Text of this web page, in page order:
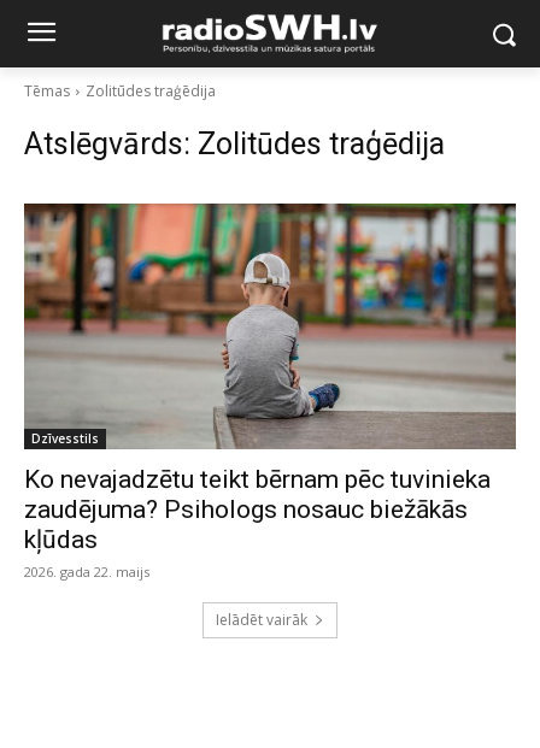
Tēmas Zolitūdes traģēdija
Atslēgvārds: Zolitūdes traģēdija
Dzīvesstils
Ko nevajadzētu teikt bērnam pēc tuvinieka
zaudējuma? Psihologs nosauc biežākās
kļūdas
2026. gada 22. maijs
Ielādēt vairāk